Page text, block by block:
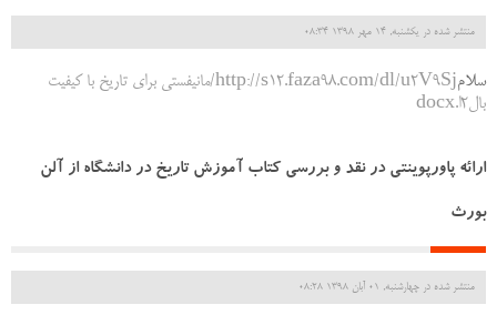
منتشر شده در یکشنبه, 14 مهر 1398 08:34
سلام
http://s12.faza98.com/dl/u2V9Sj/مانیفستی برای تاریخ با کیفیت
بال2ا.docx
ارائه پاورپوینتی در نقد و بررسی کتاب آموزش تاریخ در دانشگاه از آلن
بورث
منتشر شده در چهارشنبه, 01 آبان 1398 08:28